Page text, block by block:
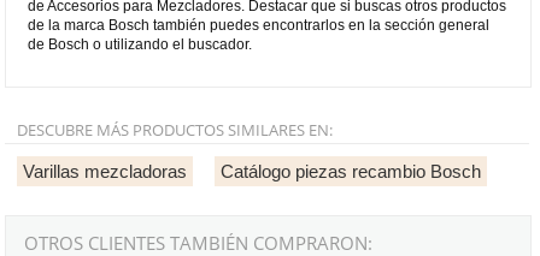
de Accesorios para Mezcladores. Destacar que si buscas otros productos
de la marca Bosch también puedes encontrarlos en la sección general
de Bosch o utilizando el buscador.
DESCUBRE MÁS PRODUCTOS SIMILARES EN:
Varillas mezcladoras Catálogo piezas recambio Bosch
OTROS CLIENTES TAMBIÉN COMPRARON: